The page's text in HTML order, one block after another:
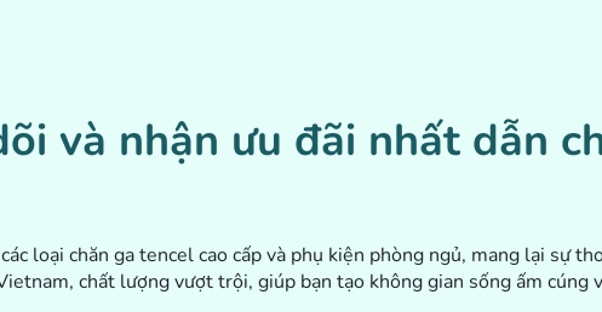
và nhận ưu đãi nhất dẫn
loại chăn ga tencel cao cấp và phụ kiện phòng ngủ, mang lại sự
chất lượng vượt trội, giúp bạn tạo không gian sống ấm cúng